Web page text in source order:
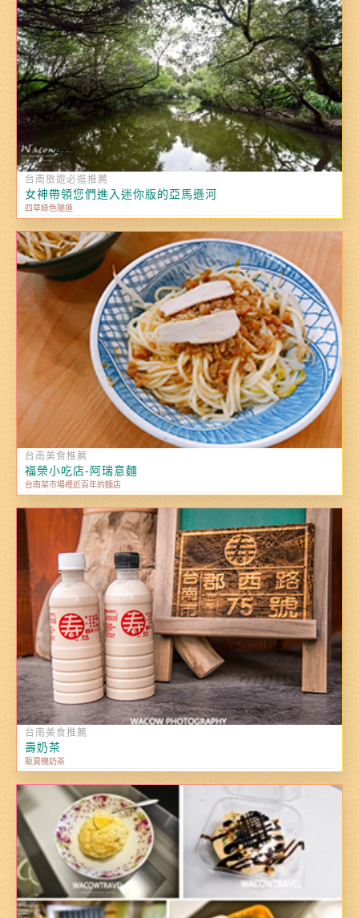
台南旅遊必逛推薦
女神帶領您們進入迷你版的亞馬遜河
四草綠色隧道
台南美食推薦
福榮小吃店-阿瑞意麵
台南菜市場裡近百年的麵店
台南美食推薦
壽奶茶
販賣機奶茶